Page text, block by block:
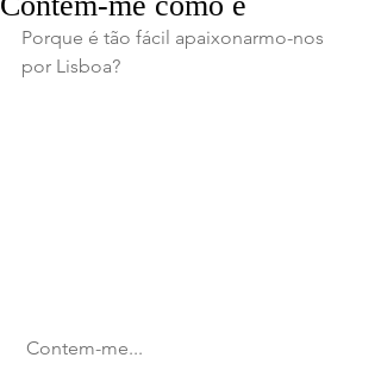
Porque é tão fácil apaixonarmo-nos
por Lisboa?
Contem-me...